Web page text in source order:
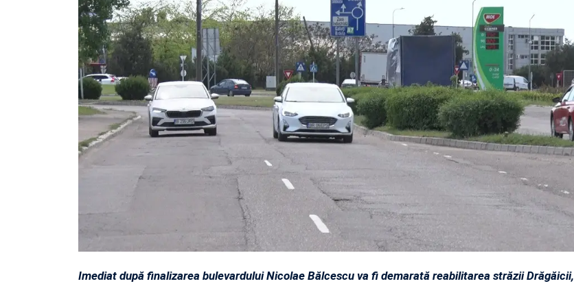
Imediat după finalizarea bulevardului Nicolae Bălcescu va fi demarată reabilitarea străzii Drăgăicii,